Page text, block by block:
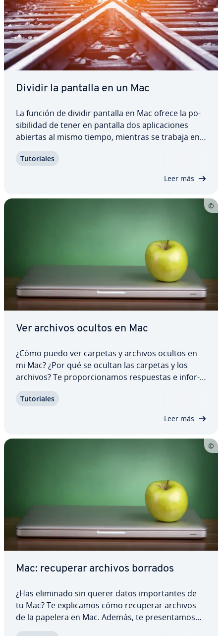
Dividir la pantalla en un Mac
La función de dividir pantalla en Mac ofrece la po­
si­bi­li­dad de tener en pantalla dos apli­ca­cio­nes
abiertas al mismo tiempo, mientras se trabaja en
programas activos, es una opción sencilla y muy
Tu­to­ria­les
Leer más
Ver archivos ocultos en Mac
¿Cómo puedo ver carpetas y archivos ocultos en
mi Mac? ¿Por qué se ocultan las carpetas y los
archivos? Te pro­po­r­cio­na­mos re­s­pue­s­tas e in­fo­r­
archivos ocultos en Mac mediante comandos de
Tu­to­ria­les
Leer más
Mac: recuperar archivos borrados
¿Has eliminado sin querer datos im­po­r­ta­n­tes de
tu Mac? Te ex­pli­ca­mos cómo recuperar archivos
de la papelera en Mac. Además, te pre­se­n­ta­mos